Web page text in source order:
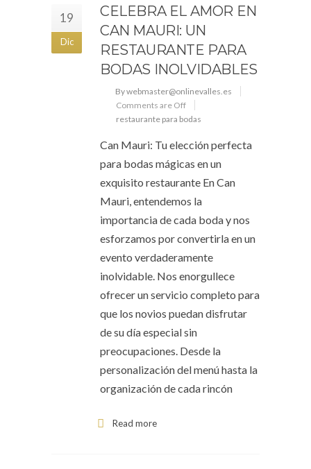
19
Dic
CELEBRA EL AMOR EN
CAN MAURI: UN
RESTAURANTE PARA
BODAS INOLVIDABLES
By webmaster@onlinevalles.es
Comments are Off
restaurante para bodas
Can Mauri: Tu elección perfecta
para bodas mágicas en un
exquisito restaurante En Can
Mauri, entendemos la
importancia de cada boda y nos
esforzamos por convertirla en un
evento verdaderamente
inolvidable. Nos enorgullece
ofrecer un servicio completo para
que los novios puedan disfrutar
de su día especial sin
preocupaciones. Desde la
personalización del menú hasta la
organización de cada rincón
Read more